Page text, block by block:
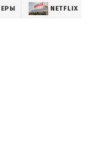
NETFLIX